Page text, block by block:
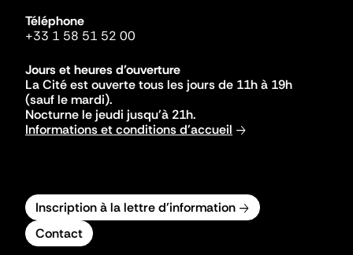
Téléphone
+33 1 58 51 52 00
Jours et heures d'ouverture
La Cité est ouverte tous les jours de 11h à 19h
(sauf le mardi).
Nocturne le jeudi jusqu'à 21h.
Informations et conditions d'accueil
Inscription à la lettre d'information
Contact